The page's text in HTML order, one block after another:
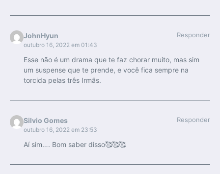
JohnHyun
outubro 16, 2022 em 01:43
Responder
Esse não é um drama que te faz chorar muito, mas sim
um suspense que te prende, e você fica sempre na
torcida pelas três Irmãs.
Silvio Gomes
outubro 16, 2022 em 23:53
Responder
Aí sim…. Bom saber disso🥰🥰🥰